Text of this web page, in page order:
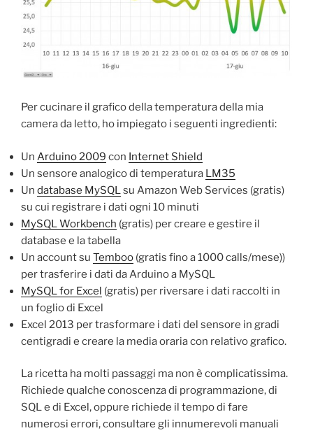
Per cucinare il grafico della temperatura della mia
camera da letto, ho impiegato i seguenti ingredienti:
Un Arduino 2009 con Internet Shield
Un sensore analogico di temperatura LM35
Un database MySQLsu Amazon Web Services (gratis)
su cui registrare i dati ogni 10 minuti
MySQL Workbench (gratis) per creare e gestire il
database e la tabella
Un account su Temboo (gratis fino a 1000 calls/mese))
per trasferire i dati da Arduino a MySQL
MySQL for Excel (gratis) per riversare i dati raccolti in
un foglio di Excel
Excel 2013 per trasformare i dati del sensore in gradi
centigradi e creare la media oraria con relativo grafico.
La ricetta ha molti passaggi ma non è complicatissima.
Richiede qualche conoscenza di programmazione, di
SQL e di Excel, oppure richiede il tempo di fare
numerosi errori, consultare gli innumerevoli manuali